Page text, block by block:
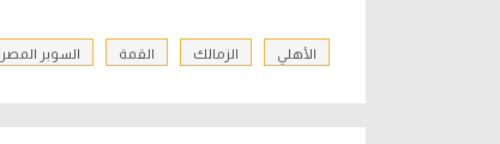
الأهلي الزمالك القمة السوبر